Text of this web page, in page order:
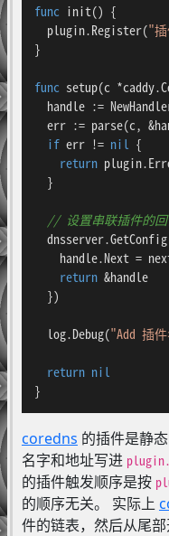
func init() {
  plugin.Register(
"
}
func setup(c
handle :=
err := parse(c,
if err != nil {
return
  }
// 设置串联插件的回
handle.Next =
return &handle
  })
  log.Debug(
"Add 插
return nil
}
coredns 的插件是静
名字和地址写进
的插件触发顺序是按
的顺序无关。 实际上
件的链表，然后从尾